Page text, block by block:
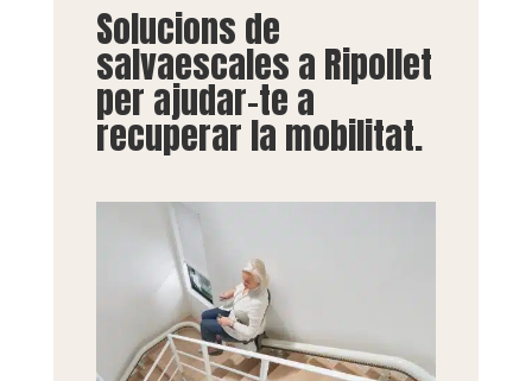
Solucions de
salvaescales a Ripollet
per ajudar-te a
recuperar la mobilitat.